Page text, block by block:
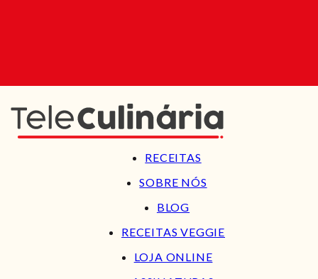
RECEITAS
SOBRE NÓS
BLOG
RECEITAS VEGGIE
LOJA ONLINE